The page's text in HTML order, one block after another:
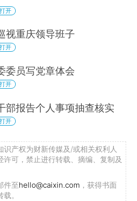
开
视重庆领导班子
开
委员写党章体会
开
部报告个人事项抽查核实
开
识产权为财新传媒及/或相关权利人
许可，禁止进行转载、摘编、复制及
件至hello@caixin.com ，获得书面
。